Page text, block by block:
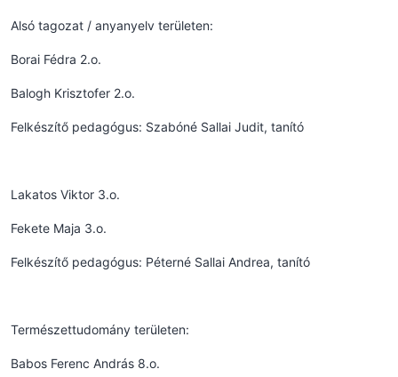
Alsó tagozat / anyanyelv területen:
Borai Fédra 2.o.
Balogh Krisztofer 2.o.
Felkészítő pedagógus: Szabóné Sallai Judit, tanító
Lakatos Viktor 3.o.
Fekete Maja 3.o.
Felkészítő pedagógus: Péterné Sallai Andrea, tanító
Természettudomány területen:
Babos Ferenc András 8.o.